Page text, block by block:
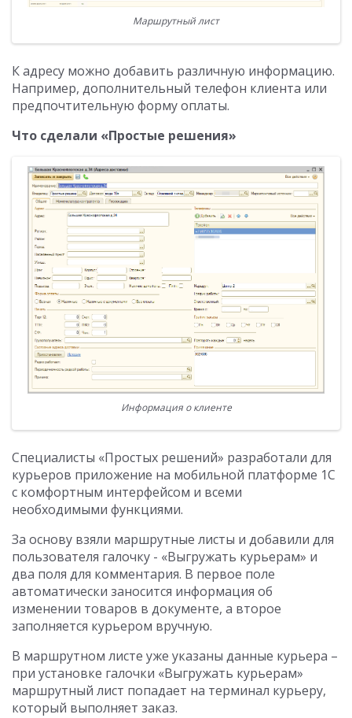
Маршрутный лист
К адресу можно добавить различную информацию.
Например, дополнительный телефон клиента или
предпочтительную форму оплаты.
Что сделали «Простые решения»
Информация о клиенте
Специалисты «Простых решений» разработали для
курьеров приложение на мобильной платформе 1С
с комфортным интерфейсом и всеми
необходимыми функциями.
За основу взяли маршрутные листы и добавили для
пользователя галочку - «Выгружать курьерам» и
два поля для комментария. В первое поле
автоматически заносится информация об
изменении товаров в документе, а второе
заполняется курьером вручную.
В маршрутном листе уже указаны данные курьера –
при установке галочки «Выгружать курьерам»
маршрутный лист попадает на терминал курьеру,
который выполняет заказ.